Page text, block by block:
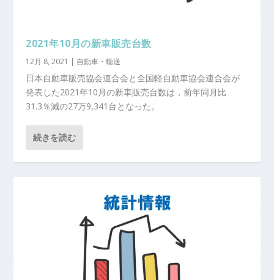
2021年10月の新車販売台数
12月 8, 2021 | 自動車・輸送
日本自動車販売協会連合会と全国軽自動車協会連合会が
発表した2021年10月の新車販売台数は，前年同月比
31.3％減の27万9,341台となった。
続きを読む